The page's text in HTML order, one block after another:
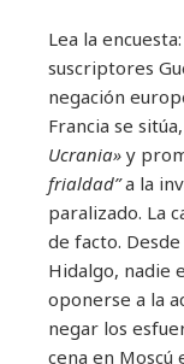
Lea la encuesta:
suscriptores
negación
Francia se
Ucrania» y
frialdad”a la
paralizado. La
de facto.
Hidalgo, nadie
oponerse a la
negar los
cena en